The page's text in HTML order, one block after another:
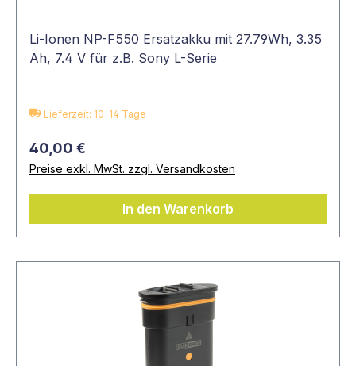
Li-Ionen NP-F550 Ersatzakku mit 27.79Wh, 3.35
Ah, 7.4 V für z.B. Sony L-Serie
Lieferzeit: 10-14 Tage
40,00 €
Preise exkl. MwSt. zzgl. Versandkosten
In den Warenkorb